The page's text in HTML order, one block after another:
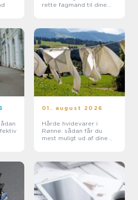
rette fagmand til dine
01. august 2026
Hårde hvidevarer i
Rønne: sådan får du
mest muligt ud af dine